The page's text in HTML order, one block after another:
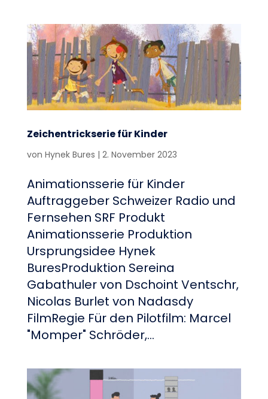
Zeichentrickserie für Kinder
von Hynek Bures | 2. November 2023
Animationsserie für Kinder
Auftraggeber Schweizer Radio und
Fernsehen SRF Produkt
Animationsserie Produktion
Ursprungsidee Hynek
BuresProduktion Sereina
Gabathuler von Dschoint Ventschr,
Nicolas Burlet von Nadasdy
FilmRegie Für den Pilotfilm: Marcel
"Momper" Schröder,...